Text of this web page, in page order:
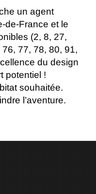
un agent
de-France et le
(2, 8, 27,
77, 78, 80, 91,
du design
potentiel !
souhaitée.
l’aventure.